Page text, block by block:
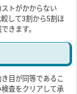
トがかからない
して3割から5割ほ
きます。
目が同等であるこ
査をクリアして承